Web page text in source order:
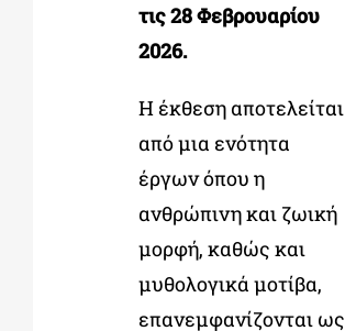
τις 28 Φεβρουαρίου
2026.
Η έκθεση αποτελείται
από μια ενότητα
έργων όπου η
ανθρώπινη και ζωική
μορφή, καθώς και
μυθολογικά μοτίβα,
επανεμφανίζονται ως